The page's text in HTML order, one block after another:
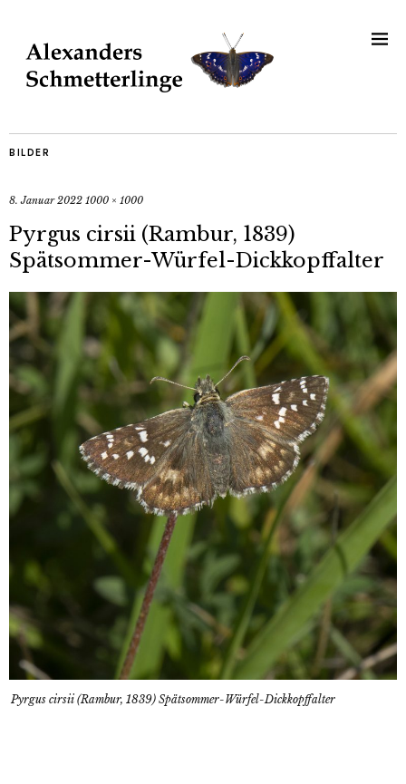
BILDER
8. Januar 2022 1000 × 1000
Pyrgus cirsii (Rambur, 1839)
Spätsommer-Würfel-Dickkopffalter
Pyrgus cirsii (Rambur, 1839) Spätsommer-Würfel-Dickkopffalter